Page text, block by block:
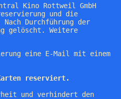
Kino Rottweil GmbH
und die
Durchführung der
gelöscht. Weitere
eine E-Mail mit einem
reserviert.
und verhindert den